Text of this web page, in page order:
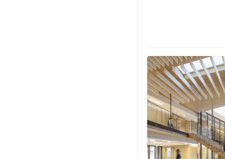
Conférence
“Le
bois
pour
construire
mieux”